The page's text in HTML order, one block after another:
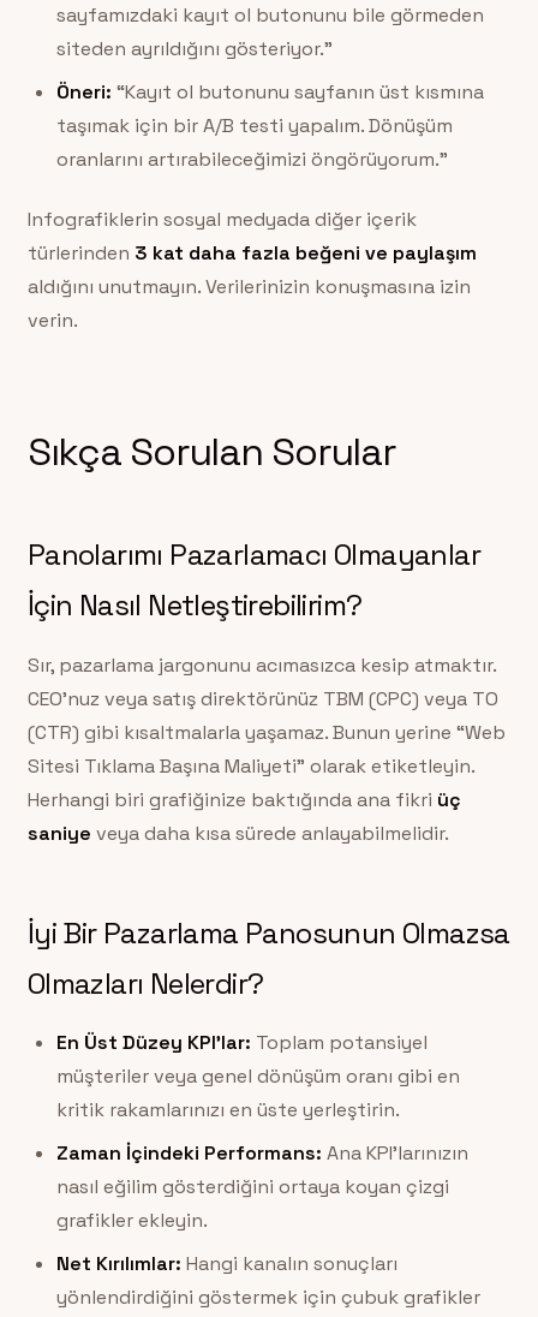
sayfamızdaki kayıt ol butonunu bile görmeden
siteden ayrıldığını gösteriyor.”
Öneri: “Kayıt ol butonunu sayfanın üst kısmına
taşımak için bir A/B testi yapalım. Dönüşüm
oranlarını artırabileceğimizi öngörüyorum.”
Infografiklerin sosyal medyada diğer içerik
türlerinden 3 kat daha fazla beğeni ve paylaşım
aldığını unutmayın. Verilerinizin konuşmasına izin
verin.
Sıkça Sorulan Sorular
Panolarımı Pazarlamacı Olmayanlar
İçin Nasıl Netleştirebilirim?
Sır, pazarlama jargonunu acımasızca kesip atmaktır.
CEO’nuz veya satış direktörünüz TBM (CPC) veya TO
(CTR) gibi kısaltmalarla yaşamaz. Bunun yerine “Web
Sitesi Tıklama Başına Maliyeti” olarak etiketleyin.
Herhangi biri grafiğinize baktığında ana fikri üç
saniye veya daha kısa sürede anlayabilmelidir.
İyi Bir Pazarlama Panosunun Olmazsa
Olmazları Nelerdir?
En Üst Düzey KPI’lar: Toplam potansiyel
müşteriler veya genel dönüşüm oranı gibi en
kritik rakamlarınızı en üste yerleştirin.
Zaman İçindeki Performans: Ana KPI’larınızın
nasıl eğilim gösterdiğini ortaya koyan çizgi
grafikler ekleyin.
Net Kırılımlar: Hangi kanalın sonuçları
yönlendirdiğini göstermek için çubuk grafikler